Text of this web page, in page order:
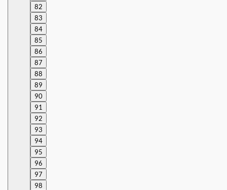
82
83
84
85
86
87
88
89
90
91
92
93
94
95
96
97
98